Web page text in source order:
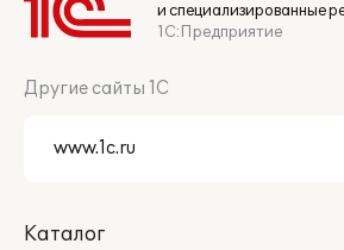
и специализированные
1С:Предприятие
Другие сайты 1С
Каталог